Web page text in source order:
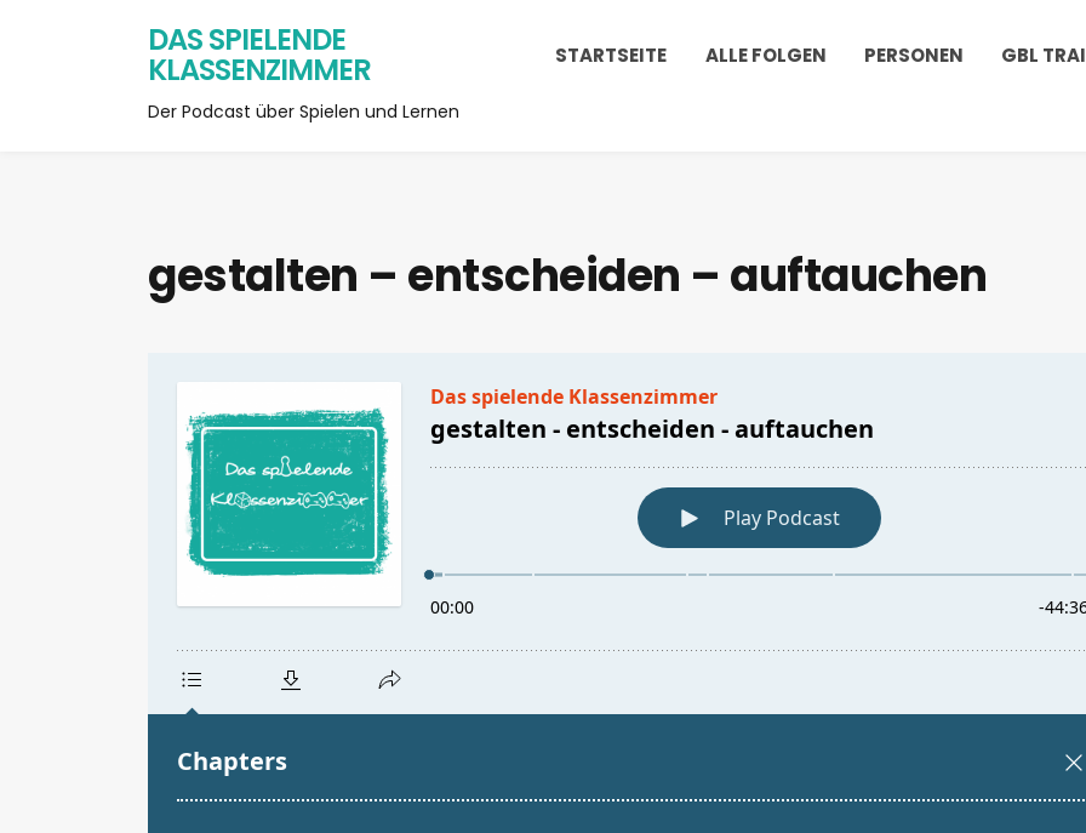
DAS SPIELENDE
KLASSENZIMMER
Der Podcast über Spielen und Lernen
STARTSEITE ALLE FOLGEN PERSONEN GBL
gestalten – entscheiden – auftauchen